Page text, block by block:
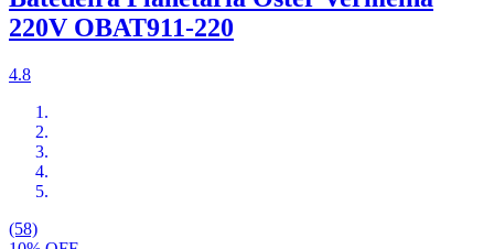
220V OBAT911-220
4.8
(58)